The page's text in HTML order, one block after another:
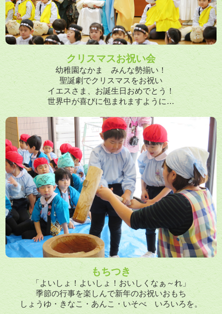
クリスマスお祝い会
幼稚園なかま みんな勢揃い！
聖誕劇でクリスマスをお祝い
イエスさま、お誕生日おめでとう！
世界中が喜びに包まれますように…
もちつき
「よいしょ！よいしょ！おいしくなぁ～れ」
季節の行事を楽しんで新年のお祝いおもち
しょうゆ・きなこ・あんこ・いそべ いろいろを。